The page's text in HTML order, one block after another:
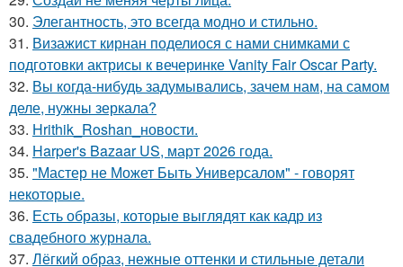
30. Элегантность, это всегда модно и стильно.
31. Визажист кирнан поделиося с нами снимками с
подготовки актрисы к вечеринке Vanity Fair Oscar Party.
32. Вы когда-нибудь задумывались, зачем нам, на самом
деле, нужны зеркала?
33. Hrithik_Roshan_новости.
34. Harper's Bazaar US, март 2026 года.
35. "Мастер не Может Быть Универсалом" - говорят
некоторые.
36. Есть образы, которые выглядят как кадр из
свадебного журнала.
37. Лёгкий образ, нежные оттенки и стильные детали